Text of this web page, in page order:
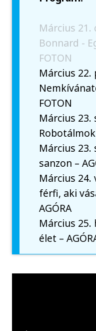
Március
Bonnard -
FOTON
Március 22.
FOTON
Március 23.
Robotálmok
Március 23.
sanzon –
Március 24.
férfi, aki
AGÓRA
Március 25.
élet –